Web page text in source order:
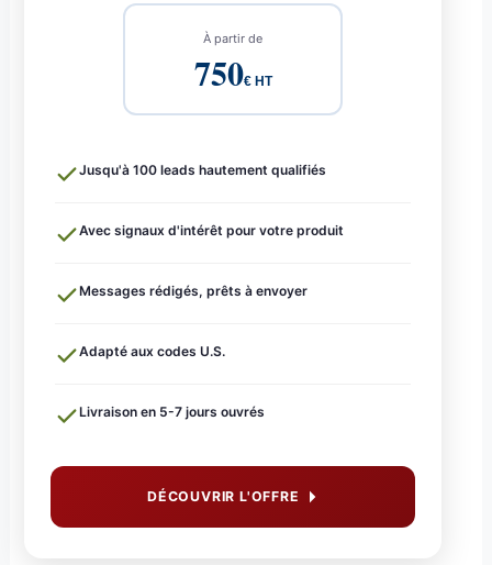
À partir de
750€ HT
Jusqu'à 100 leads hautement qualifiés
Avec signaux d'intérêt pour votre produit
Messages rédigés, prêts à envoyer
Adapté aux codes U.S.
Livraison en 5-7 jours ouvrés
DÉCOUVRIR L'OFFRE